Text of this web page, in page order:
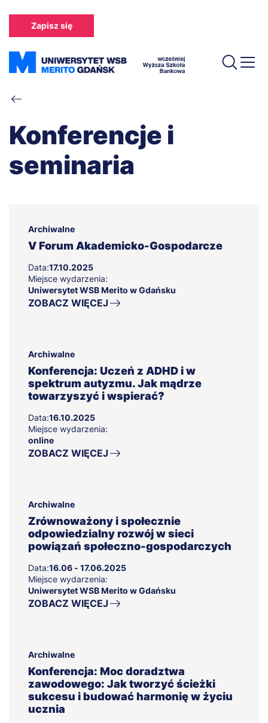
treści
Zapisz się
Ścieżka
nawigacyjna
Konferencje i
seminaria
Archiwalne
V Forum Akademicko-Gospodarcze
Data:17.10.2025
Miejsce wydarzenia:
Uniwersytet WSB Merito w Gdańsku
ZOBACZ WIĘCEJ
Archiwalne
Konferencja: Uczeń z ADHD i w
spektrum autyzmu. Jak mądrze
towarzyszyć i wspierać?
Data:16.10.2025
Miejsce wydarzenia:
online
ZOBACZ WIĘCEJ
Archiwalne
Zrównoważony i społecznie
odpowiedzialny rozwój w sieci
powiązań społeczno-gospodarczych
Data:16.06 - 17.06.2025
Miejsce wydarzenia:
Uniwersytet WSB Merito w Gdańsku
ZOBACZ WIĘCEJ
Archiwalne
Konferencja: Moc doradztwa
zawodowego: Jak tworzyć ścieżki
sukcesu i budować harmonię w życiu
ucznia